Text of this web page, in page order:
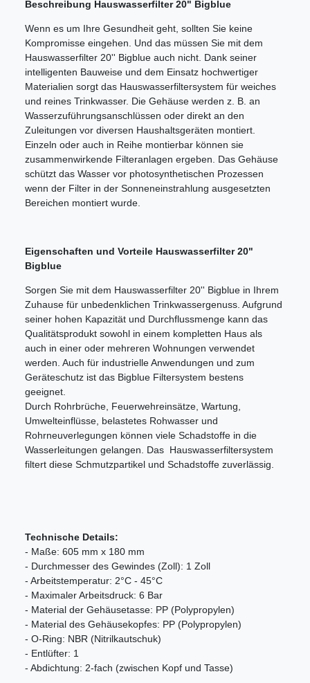
Beschreibung Hauswasserfilter 20" Bigblue
Wenn es um Ihre Gesundheit geht, sollten Sie keine
Kompromisse eingehen. Und das müssen Sie mit dem
Hauswasserfilter 20'' Bigblue auch nicht. Dank seiner
intelligenten Bauweise und dem Einsatz hochwertiger
Materialien sorgt das Hauswasserfiltersystem für weiches
und reines Trinkwasser. Die Gehäuse werden z. B. an
Wasserzuführungsanschlüssen oder direkt an den
Zuleitungen vor diversen Haushaltsgeräten montiert.
Einzeln oder auch in Reihe montierbar können sie
zusammenwirkende Filteranlagen ergeben. Das Gehäuse
schützt das Wasser vor photosynthetischen Prozessen
wenn der Filter in der Sonneneinstrahlung ausgesetzten
Bereichen montiert wurde.
Eigenschaften und Vorteile Hauswasserfilter 20"
Bigblue
Sorgen Sie mit dem Hauswasserfilter 20'' Bigblue in Ihrem
Zuhause für unbedenklichen Trinkwassergenuss. Aufgrund
seiner hohen Kapazität und Durchflussmenge kann das
Qualitätsprodukt sowohl in einem kompletten Haus als
auch in einer oder mehreren Wohnungen verwendet
werden. Auch für industrielle Anwendungen und zum
Geräteschutz ist das Bigblue Filtersystem bestens
geeignet.
Durch Rohrbrüche, Feuerwehreinsätze, Wartung,
Umwelteinflüsse, belastetes Rohwasser und
Rohrneuverlegungen können viele Schadstoffe in die
Wasserleitungen gelangen. Das Hauswasserfiltersystem
filtert diese Schmutzpartikel und Schadstoffe zuverlässig.
Technische Details:
- Maße: 605 mm x 180 mm
- Durchmesser des Gewindes (Zoll): 1 Zoll
- Arbeitstemperatur: 2°C - 45°C
- Maximaler Arbeitsdruck: 6 Bar
- Material der Gehäusetasse: PP (Polypropylen)
- Material des Gehäusekopfes: PP (Polypropylen)
- O-Ring: NBR (Nitrilkautschuk)
- Entlüfter: 1
- Abdichtung: 2-fach (zwischen Kopf und Tasse)